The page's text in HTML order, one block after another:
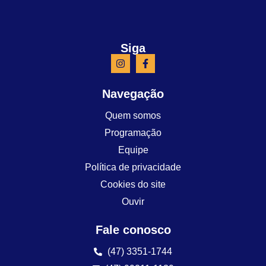
Siga
Navegação
Quem somos
Programação
Equipe
Política de privacidade
Cookies do site
Ouvir
Fale conosco
(47) 3351-1744